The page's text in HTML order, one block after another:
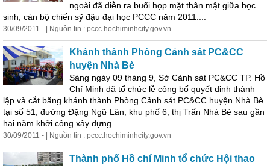
ngoài đã diễn ra buổi họp mặt thân mật giữa học
sinh, cán bộ chiến sỹ đậu đại học PCCC năm 2011....
30/09/2011 - | Nguồn tin : pccc.hochiminhcity.gov.vn
Khánh thành Phòng Cảnh sát PC&CC
huyện Nhà Bè
Sáng ngày 09 tháng 9, Sở Cảnh sát PC&CC TP. Hồ
Chí Minh đã tổ chức lễ công bố quyết định thành
lập và cắt băng khánh thành Phòng Cảnh sát PC&CC huyện Nhà Bè
tại số 51, đường Đặng Ngữ Lân, khu phố 6, thị Trấn Nhà Bè sau gần
hai năm khởi công xây dựng....
30/09/2011 - | Nguồn tin : pccc.hochiminhcity.gov.vn
Thành phố Hồ chí Minh tổ chức Hội thao